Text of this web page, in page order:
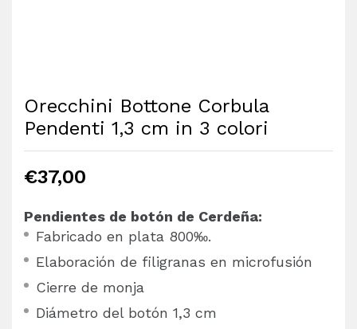
Orecchini Bottone Corbula
Pendenti 1,3 cm in 3 colori
€37,00
Pendientes de botón de Cerdeña:
Fabricado en plata 800‰.
Elaboración de filigranas en microfusión
Cierre de monja
Diámetro del botón 1,3 cm